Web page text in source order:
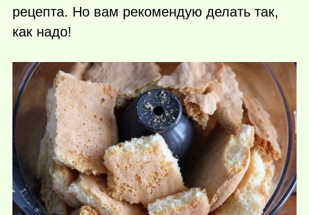
рецепта. Но вам рекомендую делать так,
как надо!